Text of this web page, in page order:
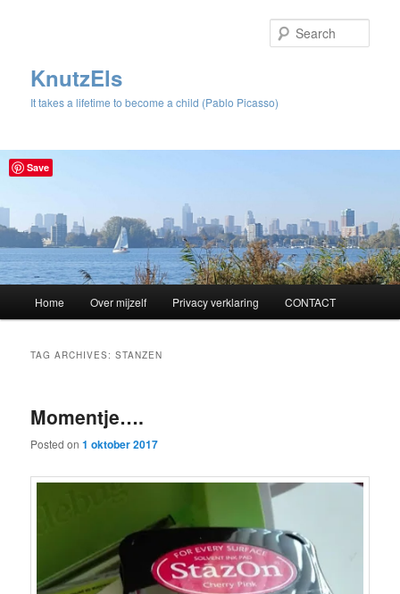
KnutzEls
It takes a lifetime to become a child (Pablo Picasso)
Skip
content
Skip
content
Home Over mijzelf Privacy verklaring CONTACT
TAG ARCHIVES:STANZEN
Momentje….
Posted on1 oktober 2017
Save